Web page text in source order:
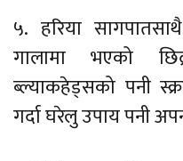
५. हरिया
गालामा भएको
ब्ल्याकहेड्सको पनी
गर्दा घरेलु उपाय पनी